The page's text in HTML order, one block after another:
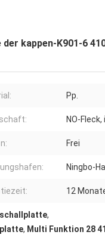
kappen-K901-6
Pp.
NO-
Frei
Ningbo-
12
,
, Multi Funktion 28